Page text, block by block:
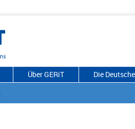
Über GERiT Die